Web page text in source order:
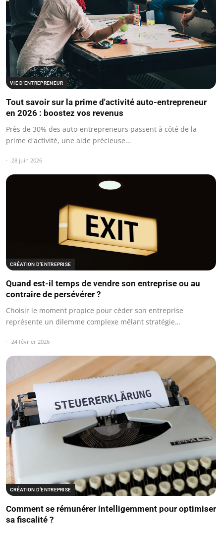
VIE D’ENTREPRENEUR
Tout savoir sur la prime d'activité auto-entrepreneur
en 2026 : boostez vos revenus
Près de 30% des auto-entrepreneurs passent à côté de la
prime d'activité, une aide précieuse…
28 juin 2026
CRÉATION D’ENTREPRISE
Quand est-il temps de vendre son entreprise ou au
contraire de persévérer ?
Choisir le moment propice pour céder son entreprise
représente un dilemme complexe mêlant stratégie…
24 février 2026
CRÉATION D’ENTREPRISE
Comment se rémunérer intelligemment pour optimiser
sa fiscalité ?